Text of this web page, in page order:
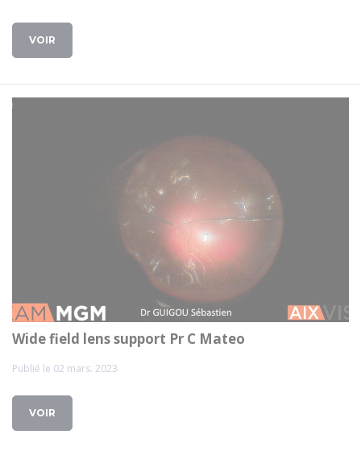
VOIR
Wide field lens support Pr C Mateo
Publié le 02 mars. 2023
VOIR